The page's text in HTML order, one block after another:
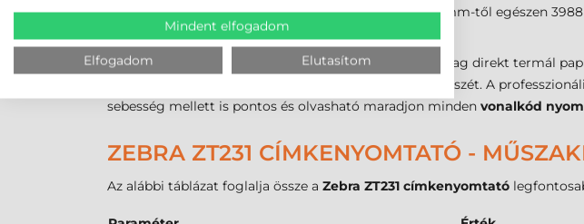
akár 114 mm is lehet. A kezelhető címkemagasság 13 mm-től egészen
hosszú raklapazonosítók előállítására is.
A nyomtatható média típusa ennél a modellnél kizárólag direkt termál
az iparban használt öntapadós alapanyagok jelentős részét. A
sebesség mellett is pontos és olvasható maradjon minden vonalkód
ZEBRA ZT231 CÍMKENYOMTATÓ -
Az alábbi táblázat foglalja össze a Zebra ZT231 címkenyomtató
Mindent elfogadom
Elfogadom Elutasítom